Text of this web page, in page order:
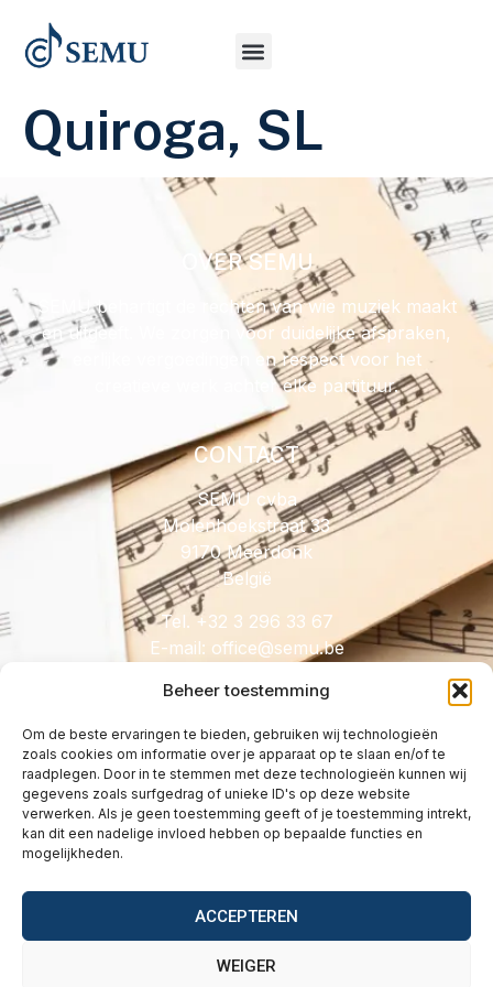
Beheer toestemming
Om de beste ervaringen te bieden, gebruiken wij technologieën
zoals cookies om informatie over je apparaat op te slaan en/of te
raadplegen. Door in te stemmen met deze technologieën kunnen wij
gegevens zoals surfgedrag of unieke ID's op deze website
verwerken. Als je geen toestemming geeft of je toestemming intrekt,
kan dit een nadelige invloed hebben op bepaalde functies en
mogelijkheden.
ACCEPTEREN
WEIGER
Quiroga, SL
OVER SEMU
SEMU behartigt de rechten van wie muziek maakt
en uitgeeft. We zorgen voor duidelijke afspraken,
eerlijke vergoedingen en respect voor het
creatieve werk achter elke partituur.
CONTACT
SEMU cvba
Molenhoekstraat 33
9170 Meerdonk
België
Tel. +32 3 296 33 67
E-mail:
eb.umes
@eciffo
HANDIG
Licenties
Tarieven
Wetgeving
Vragen
Contact